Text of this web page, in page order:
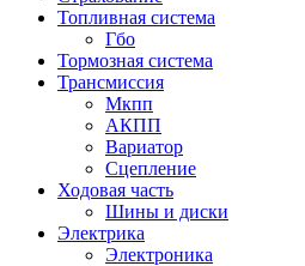
Топливная система
Гбо
Тормозная система
Трансмиссия
Мкпп
АКПП
Вариатор
Сцепление
Ходовая часть
Шины и диски
Электрика
Электроника